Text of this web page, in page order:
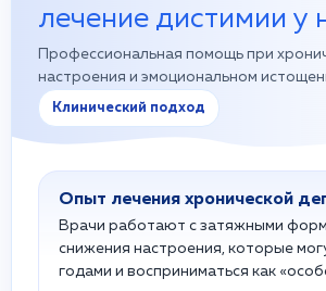
лечение дистимии у
Профессиональная помощь при
настроения и эмоциональном
Клинический подход
Опыт лечения хронической
Врачи работают с затяжными
снижения настроения, которые
годами и восприниматься как